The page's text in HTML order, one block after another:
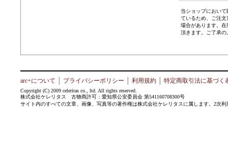
当ショップにおい
ているため、ご注
場合があります。
頂きます。ご了承
arc+について プライバシーポリシー 利用規約 特定商取引法に基づく
Copyright (C) 2009 celeritas co., ltd. All rights reserved.
株式会社ケレリタス 古物商許可：愛知県公安委員会 第541160708300号
サイト内のすべての文章、画像、写真等の著作権は株式会社ケレリタスに属します。2次